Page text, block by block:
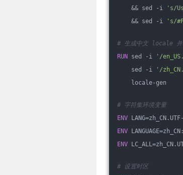
&& sed -i
's/
&& sed -i
's/
# 生成中文 locale 并
RUN sed -i '/
sed -i
'/
locale-gen
# 字符集环境变量
ENV LANG=zh_CN.UTF-
ENV
ENV
# 设置时区